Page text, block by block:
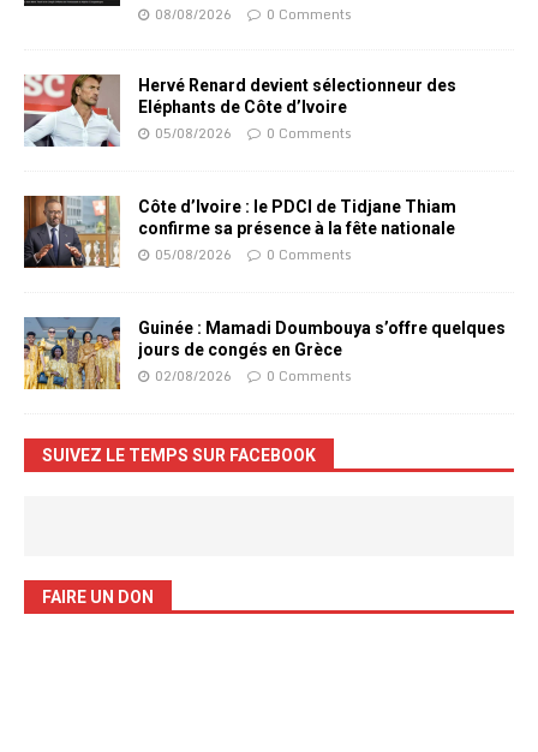
08/08/2026 0 Comments
Hervé Renard devient sélectionneur des
Eléphants de Côte d’Ivoire
05/08/2026 0 Comments
Côte d’Ivoire : le PDCI de Tidjane Thiam
confirme sa présence à la fête nationale
05/08/2026 0 Comments
Guinée : Mamadi Doumbouya s’offre quelques
jours de congés en Grèce
02/08/2026 0 Comments
SUIVEZ LE TEMPS SUR FACEBOOK
FAIRE UN DON